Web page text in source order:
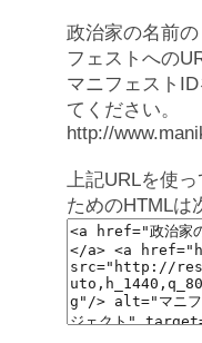
政治家の名前
フェストへの
マニフェスト
てください。
http://
上記URLを使
ためのHTMLは